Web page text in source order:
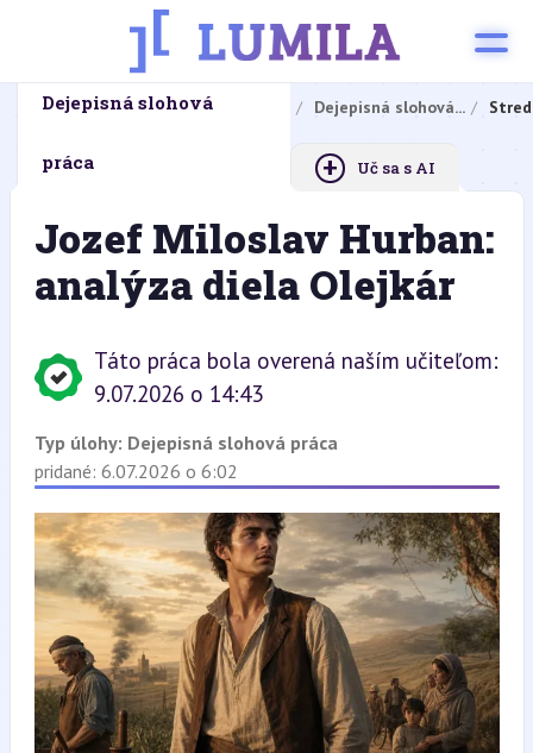
Domovská stránka Domáce úlohy Dejepisná slohová...
Dejepisná slohová
práca + Uč sa s AI
Jozef Miloslav Hurban:
analýza diela Olejkár
Táto práca bola overená naším učiteľom:
9.07.2026 o 14:43
Typ úlohy: Dejepisná slohová práca
pridané: 6.07.2026 o 6:02